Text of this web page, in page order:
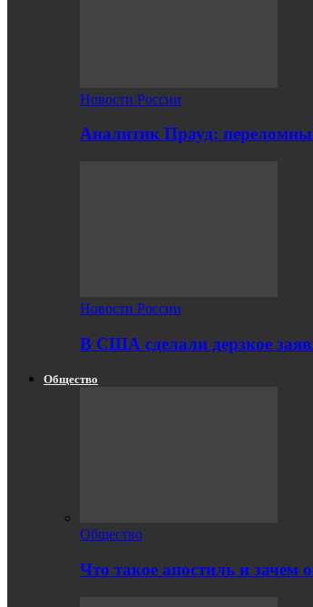
Новости России
Аналитик Прауд:
Новости России
В США сделали дерзкое
Общество
Общество
Что такое апостиль и зачем